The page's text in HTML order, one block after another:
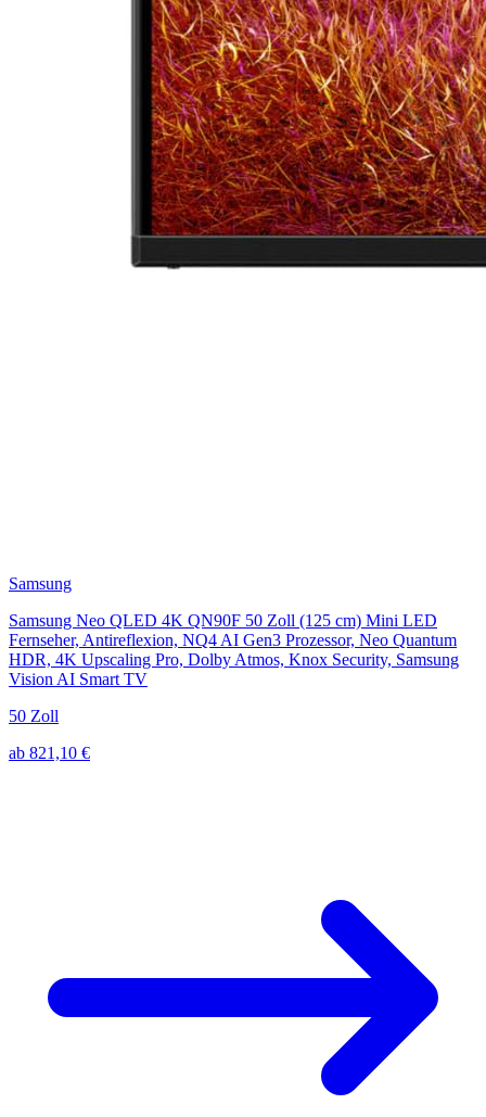
Samsung
Samsung Neo QLED 4K QN90F 50 Zoll (125 cm) Mini LED
Fernseher, Antireflexion, NQ4 AI Gen3 Prozessor, Neo Quantum
HDR, 4K Upscaling Pro, Dolby Atmos, Knox Security, Samsung
Vision AI Smart TV
50 Zoll
ab 821,10 €